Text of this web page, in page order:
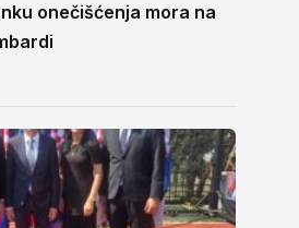
onečišćenja mora na